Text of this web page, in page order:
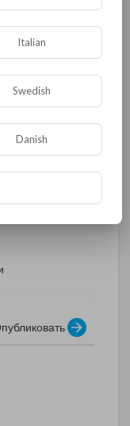
Italian
Swedish
Danish